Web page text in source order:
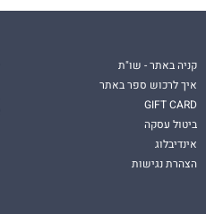
קניה באתר - שו"ת
איך לרכוש ספר באתר
GIFT CARD
ביטול עסקה
אינדיבלוג
הצהרת נגישות